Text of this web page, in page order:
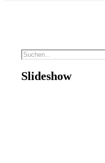
Slideshow